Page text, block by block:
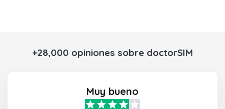
+28,000 opiniones sobre doctorSIM
Muy bueno